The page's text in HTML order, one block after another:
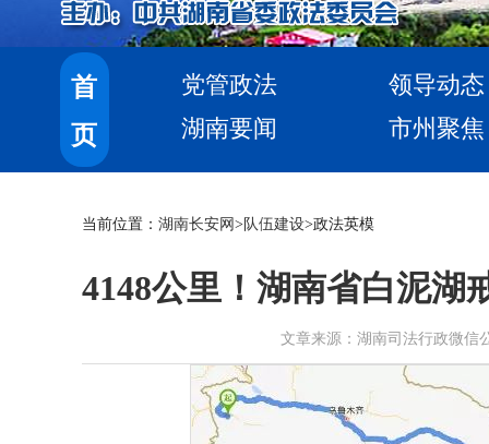
首
页
党管政法
领导动态
湖南要闻
市州聚焦
当前位置： 湖南长安网 > 队伍建设>政法英模
4148公里！湖南省白泥湖
文章来源：湖南司法行政微信